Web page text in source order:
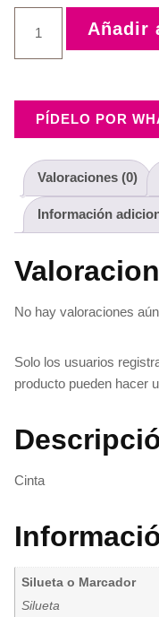
Añadir
PÍDELO POR
Valoraciones (0)
Información
No hay valoraciones
Solo los usuarios
producto pueden hacer
Cinta
Silueta o Marcador
Silueta